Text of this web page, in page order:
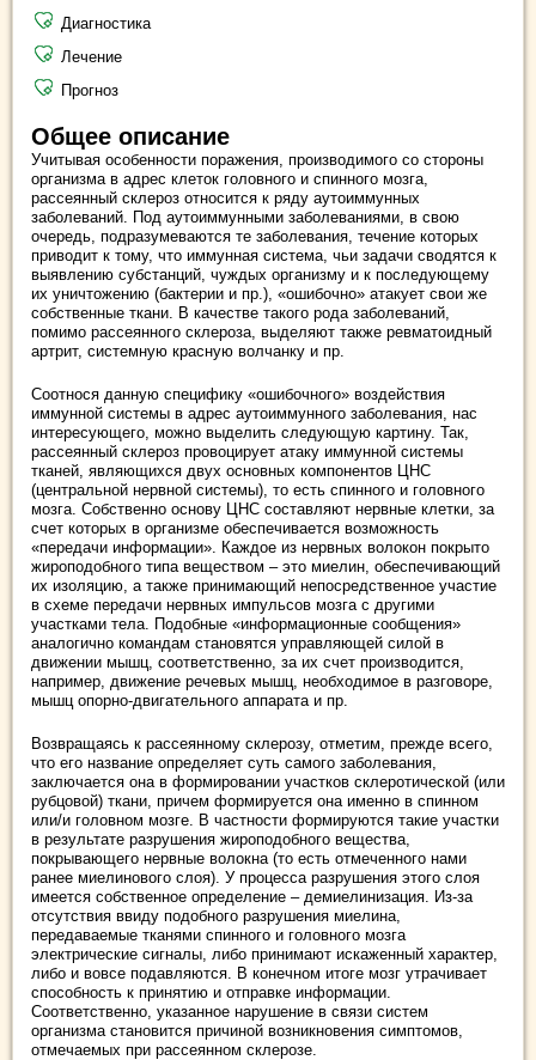
Диагностика
Лечение
Прогноз
Общее описание
Учитывая особенности поражения, производимого со стороны
организма в адрес клеток головного и спинного мозга,
рассеянный склероз относится к ряду аутоиммунных
заболеваний. Под аутоиммунными заболеваниями, в свою
очередь, подразумеваются те заболевания, течение которых
приводит к тому, что иммунная система, чьи задачи сводятся к
выявлению субстанций, чуждых организму и к последующему
их уничтожению (бактерии и пр.), «ошибочно» атакует свои же
собственные ткани. В качестве такого рода заболеваний,
помимо рассеянного склероза, выделяют также ревматоидный
артрит, системную красную волчанку и пр.
Соотнося данную специфику «ошибочного» воздействия
иммунной системы в адрес аутоиммунного заболевания, нас
интересующего, можно выделить следующую картину. Так,
рассеянный склероз провоцирует атаку иммунной системы
тканей, являющихся двух основных компонентов ЦНС
(центральной нервной системы), то есть спинного и головного
мозга. Собственно основу ЦНС составляют нервные клетки, за
счет которых в организме обеспечивается возможность
«передачи информации». Каждое из нервных волокон покрыто
жироподобного типа веществом – это миелин, обеспечивающий
их изоляцию, а также принимающий непосредственное участие
в схеме передачи нервных импульсов мозга с другими
участками тела. Подобные «информационные сообщения»
аналогично командам становятся управляющей силой в
движении мышц, соответственно, за их счет производится,
например, движение речевых мышц, необходимое в разговоре,
мышц опорно-двигательного аппарата и пр.
Возвращаясь к рассеянному склерозу, отметим, прежде всего,
что его название определяет суть самого заболевания,
заключается она в формировании участков склеротической (или
рубцовой) ткани, причем формируется она именно в спинном
или/и головном мозге. В частности формируются такие участки
в результате разрушения жироподобного вещества,
покрывающего нервные волокна (то есть отмеченного нами
ранее миелинового слоя). У процесса разрушения этого слоя
имеется собственное определение – демиелинизация. Из-за
отсутствия ввиду подобного разрушения миелина,
передаваемые тканями спинного и головного мозга
электрические сигналы, либо принимают искаженный характер,
либо и вовсе подавляются. В конечном итоге мозг утрачивает
способность к принятию и отправке информации.
Соответственно, указанное нарушение в связи систем
организма становится причиной возникновения симптомов,
отмечаемых при рассеянном склерозе.